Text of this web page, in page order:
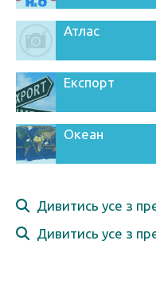
Атлас
Експорт
Океан
Дивитись усе з
Дивитись усе з